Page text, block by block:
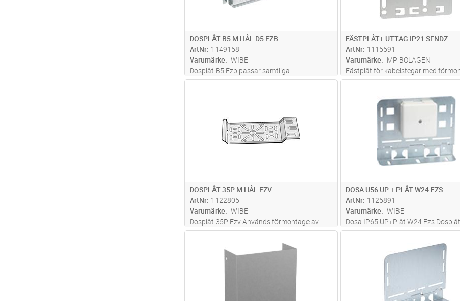
DOSPLÅT B5 M HÅL D5 FZB
ArtNr 1149158
Varumärke
WIBE
Dosplåt B5 Fzb passar samtliga
trådstegar. Hålade plåtar är försedda med
FÄSTPLÅT+ UTTAG IP21 SENDZ
ArtNr 1115591
Varumärke
MP BOLAGEN
Fästplåt för kabelstegar med
vägsuttag IP 21, 16A 250V.
vilket gör uttaget beröringsskyddat
utan centrumplattan monterad.
DOSPLÅT 35P M HÅL FZV
ArtNr 1122805
Varumärke
WIBE
Dosplåt 35P Fzv Används förmontage av
dosor och armaturer, fastmonteras liggande
DOSA U56 UP + PLÅT W24 FZS
ArtNr 1125891
Varumärke
WIBE
Dosa IP65 UP+Plåt W24 Fzs
förmonterade dosor och uttag
Lägg i kundvagn Lägg i